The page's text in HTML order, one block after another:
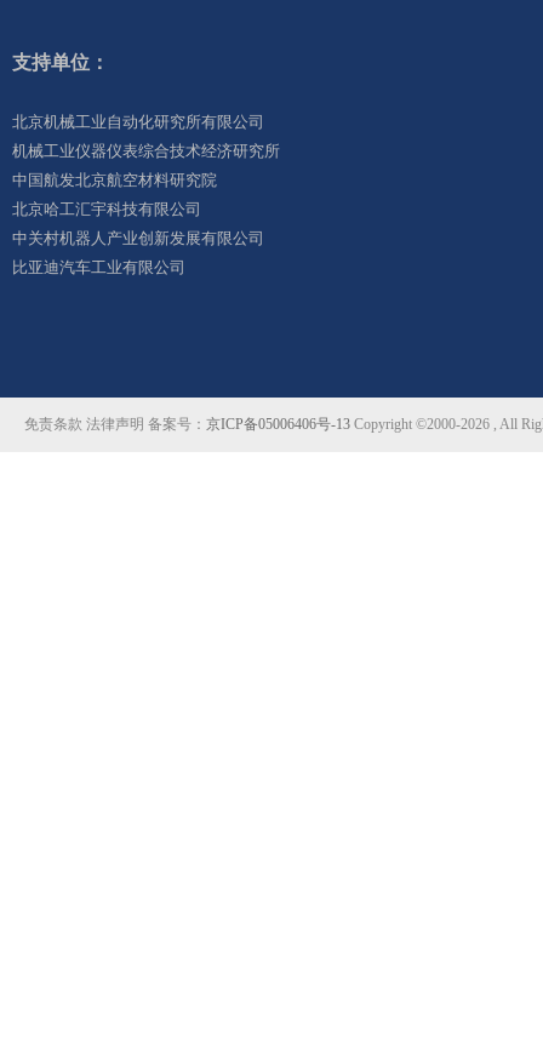
支持单位：
北京机械工业自动化研究所有限公司
机械工业仪器仪表综合技术经济研究所
中国航发北京航空材料研究院
北京哈工汇宇科技有限公司
中关村机器人产业创新发展有限公司
比亚迪汽车工业有限公司
免责条款 法律声明 备案号： 京ICP备05006406号-13 Copyright ©2000-2026 , All